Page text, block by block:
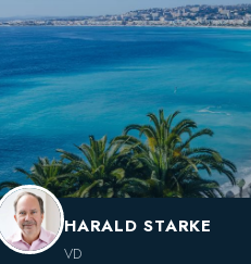
HARALD STARKE
VD